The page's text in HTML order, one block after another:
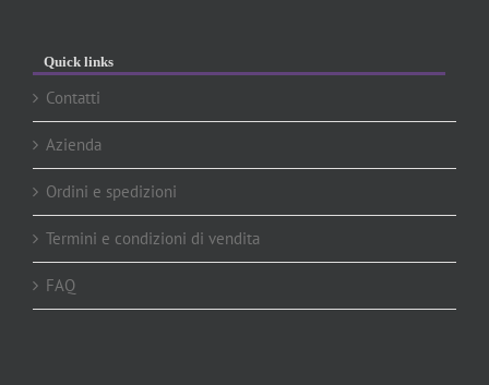
Quick links
Contatti
Azienda
Ordini e spedizioni
Termini e condizioni di vendita
FAQ